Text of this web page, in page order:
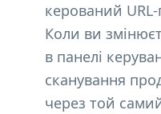
керований
Коли ви
в панелі
сканування
через той